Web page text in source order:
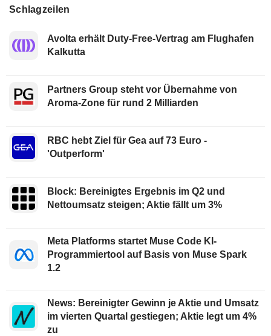
Schlagzeilen
Avolta erhält Duty-Free-Vertrag am Flughafen
Kalkutta
Partners Group steht vor Übernahme von
Aroma-Zone für rund 2 Milliarden
RBC hebt Ziel für Gea auf 73 Euro -
'Outperform'
Block: Bereinigtes Ergebnis im Q2 und
Nettoumsatz steigen; Aktie fällt um 3%
Meta Platforms startet Muse Code KI-
Programmiertool auf Basis von Muse Spark
1.2
News: Bereinigter Gewinn je Aktie und Umsatz
im vierten Quartal gestiegen; Aktie legt um 4%
zu